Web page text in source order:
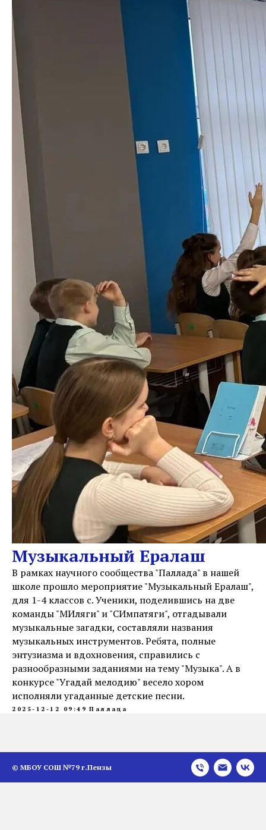
Музыкальный Ералаш
В рамках научного сообщества "Паллада" в нашей
школе прошло мероприятие "Музыкальный Ералаш",
для 1-4 классов с. Ученики, поделившись на две
команды "МИляги" и "СИмпатяги", отгадывали
музыкальные загадки, составляли названия
музыкальных инструментов. Ребята, полные
энтузиазма и вдохновения, справились с
разнообразными заданиями на тему "Музыка". А в
конкурсе "Угадай мелодию" весело хором
исполняли угаданные детские песни.
2025-12-12 09:49 Паллада
© МБОУ СОШ №79 г.Пензы